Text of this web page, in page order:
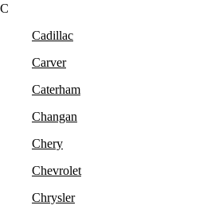
C
Cadillac
Carver
Caterham
Changan
Chery
Chevrolet
Chrysler